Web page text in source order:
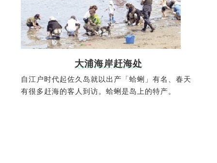
大浦海岸赶海处
自江户时代起佐久岛就以出产「蛤蜊」有名、春天
有很多赶海的客人到访。蛤蜊是岛上的特产。